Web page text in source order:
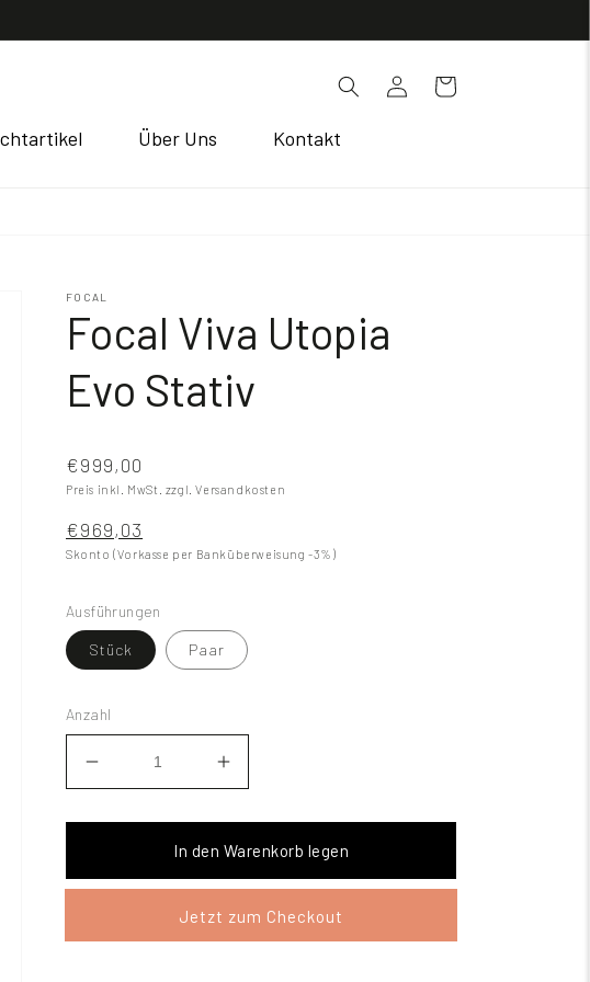
Über Uns Kontakt
EinloggenWarenkorb
FOCAL
Focal Viva Utopia
Evo Stativ
€999,00
Preis inkl. MwSt. zzgl. Versandkosten
€969,03
Skonto (Vorkasse per Banküberweisung -3%)
Ausführungen
Stück Paar
Anzahl
In den Warenkorb legen
Jetzt zum Checkout